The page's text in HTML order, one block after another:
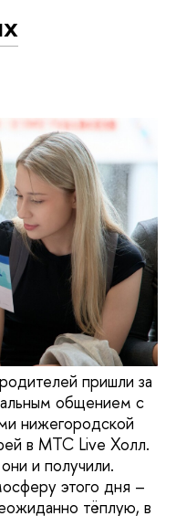
пришли за
общением с
нижегородской
в МТС Live Холл.
и получили.
этого дня –
тёплую, в